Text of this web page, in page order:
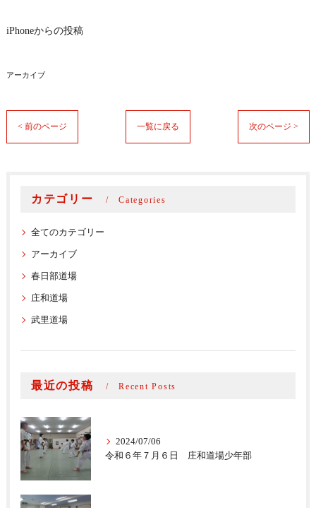
iPhoneからの投稿
アーカイブ
< 前のページ 一覧に戻る 次のページ >
カテゴリー Categories
全てのカテゴリー
アーカイブ
春日部道場
庄和道場
武里道場
最近の投稿 Recent Posts
2024/07/06
令和６年７月６日 庄和道場少年部